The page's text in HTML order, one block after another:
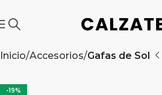
Inicio Accesorios Gafas de Sol
-19%